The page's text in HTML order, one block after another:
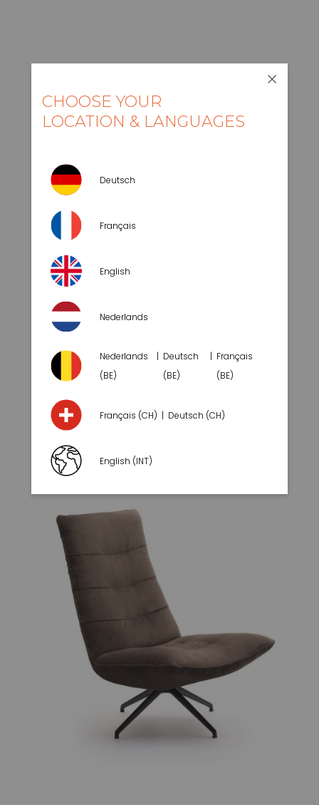
VERSIEPRINCESS
CHOOSE YOUR
LOCATION & LANGUAGES
Deutsch
Français
English
Nederlands
Nederlands
(BE)
Deutsch
(BE)
Français
(BE)
Français (CH) Deutsch (CH)
English (INT)